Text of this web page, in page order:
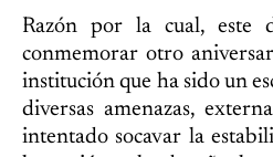
Razón por la cual, este
conmemorar otro
institución que ha sido un
diversas amenazas,
intentado socavar la